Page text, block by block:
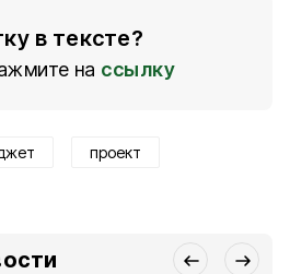
в тексте?
на ссылку
проект